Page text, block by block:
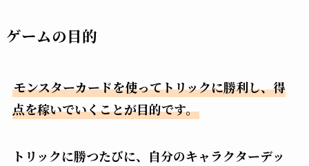
ゲームの目的
モンスターカードを使ってトリックに勝利し、得
点を稼いでいくことが目的です。
トリックに勝つたびに、自分のキャラクターデッ